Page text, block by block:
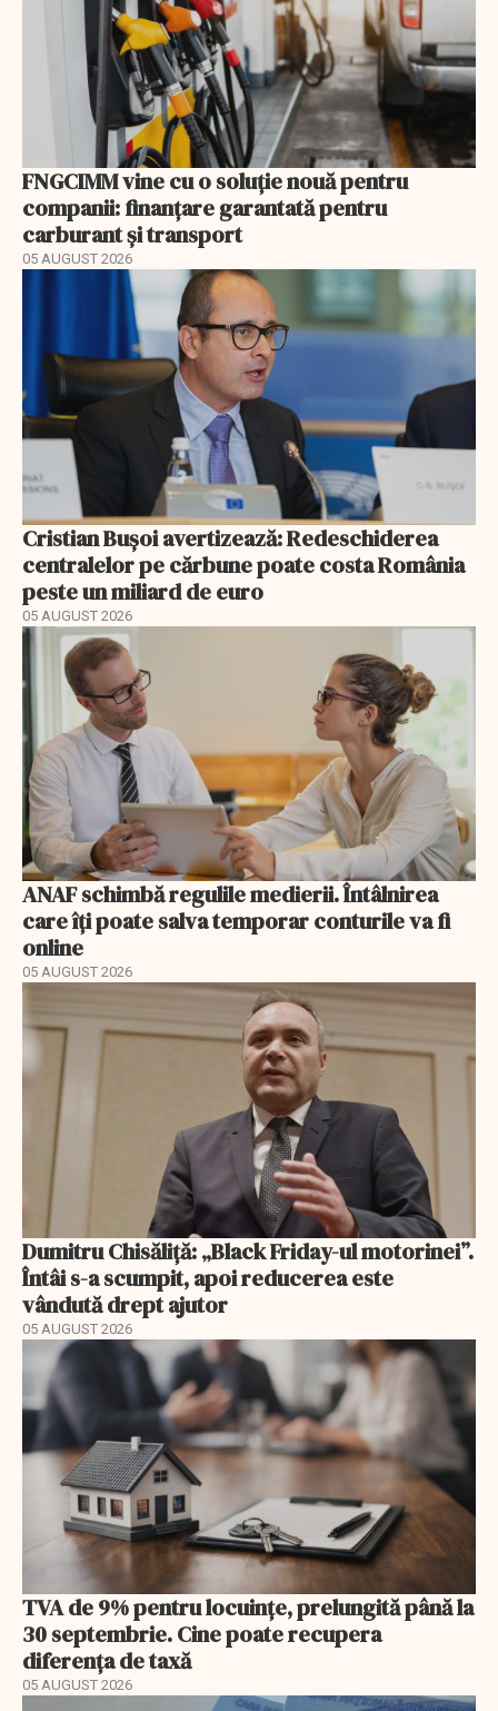
FNGCIMM vine cu o soluție nouă pentru
companii: finanțare garantată pentru
carburant și transport
05 AUGUST 2026
Cristian Bușoi avertizează: Redeschiderea
centralelor pe cărbune poate costa România
peste un miliard de euro
05 AUGUST 2026
ANAF schimbă regulile medierii. Întâlnirea
care îți poate salva temporar conturile va fi
online
05 AUGUST 2026
Dumitru Chisăliță: „Black Friday-ul motorinei”.
Întâi s-a scumpit, apoi reducerea este
vândută drept ajutor
05 AUGUST 2026
TVA de 9% pentru locuințe, prelungită până la
30 septembrie. Cine poate recupera
diferența de taxă
05 AUGUST 2026